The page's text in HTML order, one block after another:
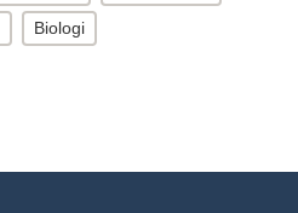
Biologi